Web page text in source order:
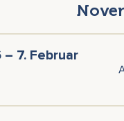
7. Februar